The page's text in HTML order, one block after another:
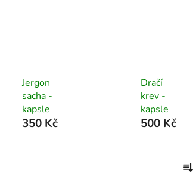
Jergon
sacha -
kapsle
350 Kč
Dračí
krev -
kapsle
500 Kč
a